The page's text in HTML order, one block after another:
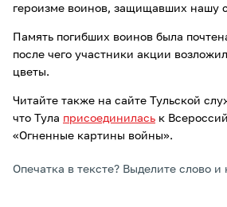
героизме воинов, защищавших нашу
Память погибших воинов была
после чего участники акции
цветы.
Читайте также на сайте Тульской
что Тула присоединилась к
«Огненные картины войны».
Опечатка в тексте? Выделите слово